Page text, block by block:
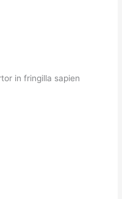
in fringilla sapien